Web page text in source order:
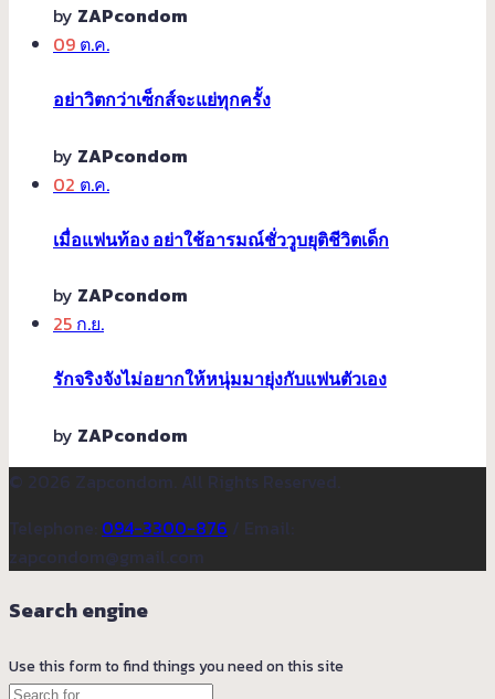
by ZAPcondom
09 ต.ค.
อย่าวิตกว่าเซ็กส์จะแย่ทุกครั้ง
by ZAPcondom
02 ต.ค.
เมื่อแฟนท้อง อย่าใช้อารมณ์ชั่ววูบยุติชีวิตเด็ก
by ZAPcondom
25 ก.ย.
รักจริงจังไม่อยากให้หนุ่มมายุ่งกับแฟนตัวเอง
by ZAPcondom
© 2026 Zapcondom. All Rights Reserved.
Telephone: 094-3300-876 / Email:
zapcondom@gmail.com
Search engine
Use this form to find things you need on this site